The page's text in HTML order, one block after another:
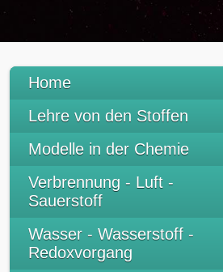
Home
Lehre von den Stoffen
Modelle in der Chemie
Verbrennung - Luft -
Sauerstoff
Wasser - Wasserstoff -
Redoxvorgang